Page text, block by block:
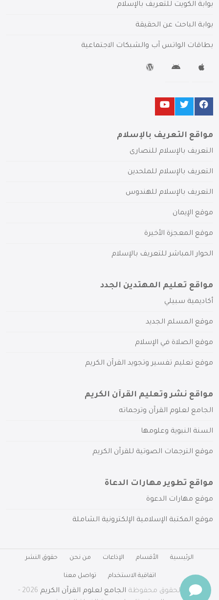
بوابة الكويت للتعريف بالإسلام
بوابة الباحث عن الحقيقة
بطاقات الواتس آب والشبكات الاجتماعية
مواقع التعريف بالإسلام
التعريف بالإسلام للنصارى
التعريف بالإسلام للملحدين
التعريف بالإسلام للهندوس
موقع الإيمان
موقع المعجزة الأخيرة
الحوار المباشر للتعريف بالإسلام
مواقع تعليم المهتدين الجدد
أكاديمية سبيلي
موقع المسلم الجديد
موقع الصلاة في الإسلام
موقع تعليم تفسير وتجويد القرآن الكريم
مواقع نشر وتعليم القرآن الكريم
الجامع لعلوم القرآن وترجماته
السنة النبوية وعلومها
موقع الترجمات الصوتية للقرآن الكريم
مواقع تطوير مهارات الدعاة
موقع مهارات الدعوة
موقع المكتبة الإسلامية الإلكترونية الشاملة
الرئيسية الأقسام الإذاعات من نحن حقوق النشر
اتفاقية الاستخدام تواصل معنا
جميع الحقوق محفوظة الجامع لعلوم القرآن الكريم
2026 -